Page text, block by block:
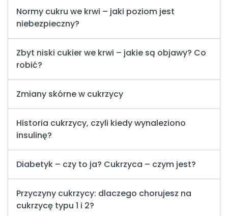
Normy cukru we krwi – jaki poziom jest
niebezpieczny?
Zbyt niski cukier we krwi – jakie są objawy? Co
robić?
Zmiany skórne w cukrzycy
Historia cukrzycy, czyli kiedy wynaleziono
insulinę?
Diabetyk – czy to ja? Cukrzyca – czym jest?
Przyczyny cukrzycy: dlaczego chorujesz na
cukrzycę typu 1 i 2?